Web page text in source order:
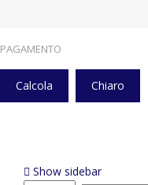
PAGAMENTO
Calcola Chiaro
Show sidebar